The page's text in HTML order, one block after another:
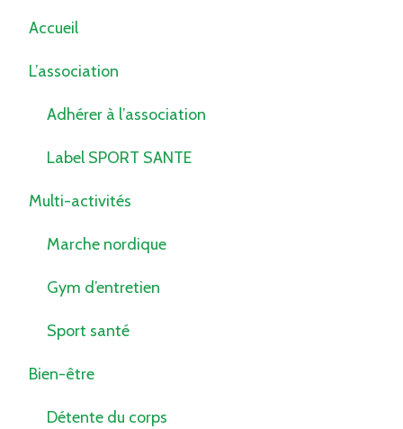
Accueil
L’association
Adhérer à l’association
Label SPORT SANTE
Multi-activités
Marche nordique
Gym d’entretien
Sport santé
Bien-être
Détente du corps